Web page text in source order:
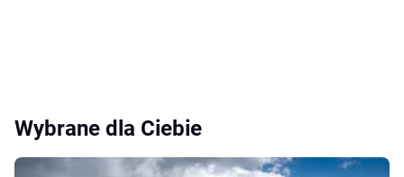
Wybrane dla Ciebie